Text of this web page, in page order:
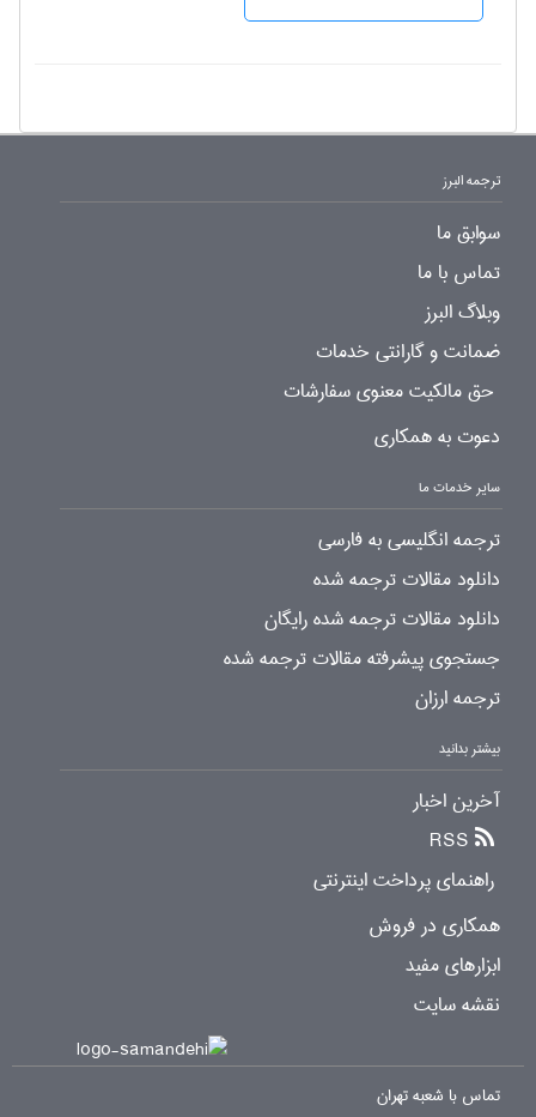
ترجمه البرز
سوابق ما
تماس با ما
وبلاگ البرز
ضمانت و گارانتی خدمات
حق مالکیت معنوی سفارشات
دعوت به همکاری
سایر خدمات ما
ترجمه انگلیسی به فارسی
دانلود مقالات ترجمه شده
دانلود مقالات ترجمه شده رایگان
جستجوی پیشرفته مقالات ترجمه شده
ترجمه ارزان
بیشتر بدانید
آخرین اخبار
RSS
راهنمای پرداخت اینترنتی
همکاری در فروش
ابزارهای مفید
نقشه سایت
تماس با شعبه تهران